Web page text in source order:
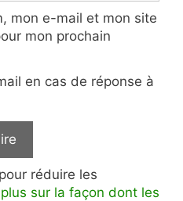
mon e-mail et mon site
mon prochain
en cas de réponse à
réduire les
sur la façon dont les